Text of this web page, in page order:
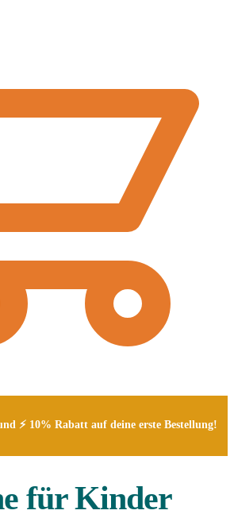
⚡ 10% Rabatt auf deine erste Bestellung!
für Kinder